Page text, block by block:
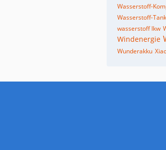
Wasserstoff-
Wasserstoff-
wasserstoff lkw
Windenergie
Wunderakku